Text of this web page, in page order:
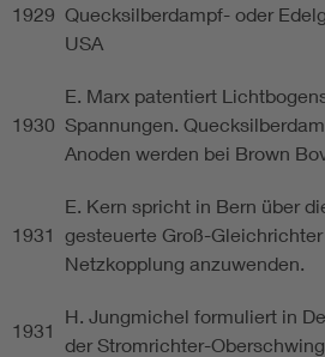
1929 Quecksilberdampf- oder
USA
1930
E. Marx patentiert
Spannungen.
Anoden werden bei Brown
1931
E. Kern spricht in Bern über
gesteuerte Groß-
Netzkopplung anzuwenden.
1931
H. Jungmichel formuliert in
der Stromrichter-